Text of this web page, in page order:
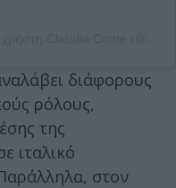
διάφορους
ρόλους,
της
ιταλικό
στον